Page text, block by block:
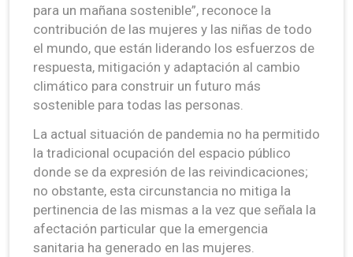
para un mañana sostenible”, reconoce la
contribución de las mujeres y las niñas de todo
el mundo, que están liderando los esfuerzos de
respuesta, mitigación y adaptación al cambio
climático para construir un futuro más
sostenible para todas las personas.
La actual situación de pandemia no ha permitido
la tradicional ocupación del espacio público
donde se da expresión de las reivindicaciones;
no obstante, esta circunstancia no mitiga la
pertinencia de las mismas a la vez que señala la
afectación particular que la emergencia
sanitaria ha generado en las mujeres.